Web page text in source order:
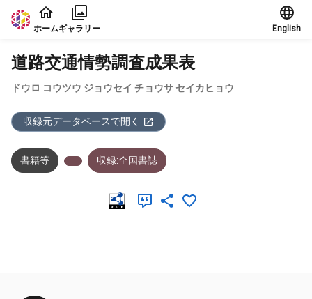
本文に飛ぶ
ホームギャラリー English
道路交通情勢調査成果表
ドウロ コウツウ ジョウセイ チョウサ セイカヒョウ
収録元データベースで開く
書籍等 収録:全国書誌